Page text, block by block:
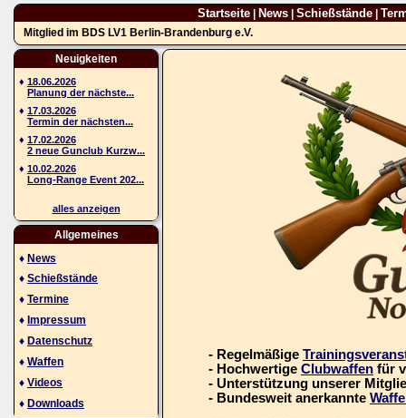
Startseite| News| Schießstände|
Mitglied im BDS LV1 Berlin-Brandenburg e.V.
Neuigkeiten
♦ 18.06.2026
Planung der nächste...
♦ 17.03.2026
Termin der nächsten...
♦ 17.02.2026
2 neue Gunclub Kurzw...
♦ 10.02.2026
Long-Range Event 202...
alles anzeigen
Allgemeines
♦ News
♦ Schießstände
♦ Termine
♦ Impressum
♦ Datenschutz
♦ Waffen
♦ Videos
♦ Downloads
- Regelmäßige
- Hochwertige Clubwaffen für
- Unterstützung unserer
- Bundesweit anerkannte